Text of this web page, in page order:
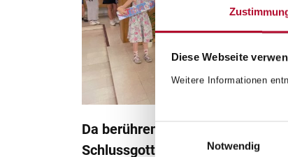
Diese Webseite
Weitere Informationen
Einwilligungsauswahl
Notwendig
Da berühren sich Himmel und
Schlussgottesdienst von VS und